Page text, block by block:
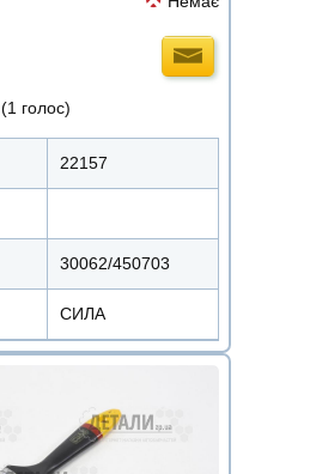
(1 голос)
22157
30062/450703
СИЛА